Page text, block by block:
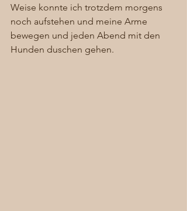
Weise konnte ich trotzdem morgens
noch aufstehen und meine Arme
bewegen und jeden Abend mit den
Hunden duschen gehen.